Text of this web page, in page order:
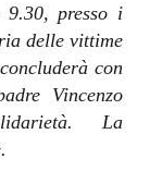
presso i
delle vittime
con
Vincenzo
La